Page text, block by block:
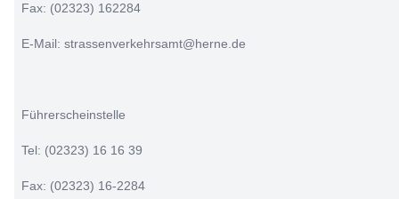
Fax: (02323) 162284
E-Mail: strassenverkehrsamt@herne.de
Führerscheinstelle
Tel: (02323) 16 16 39
Fax: (02323) 16-2284